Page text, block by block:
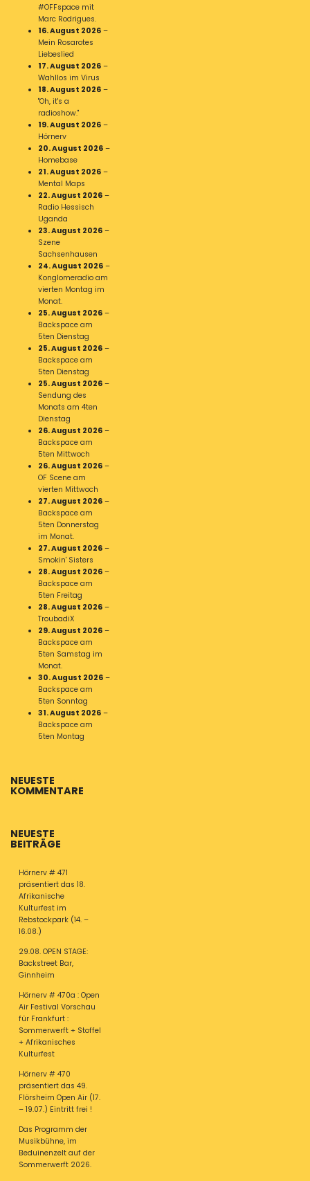
#OFFspace mit
Marc Rodrigues.
16. August 2026 –
Mein Rosarotes
Liebeslied
17. August 2026 –
Wahllos im Virus
18. August 2026 –
"Oh, it's a
radioshow."
19. August 2026 –
Hörnerv
20. August 2026 –
Homebase
21. August 2026 –
Mental Maps
22. August 2026 –
Radio Hessisch
Uganda
23. August 2026 –
Szene
Sachsenhausen
24. August 2026 –
Konglomeradio am
vierten Montag im
Monat.
25. August 2026 –
Backspace am
5ten Dienstag
25. August 2026 –
Backspace am
5ten Dienstag
25. August 2026 –
Sendung des
Monats am 4ten
Dienstag
26. August 2026 –
Backspace am
5ten Mittwoch
26. August 2026 –
OF Scene am
vierten Mittwoch
27. August 2026 –
Backspace am
5ten Donnerstag
im Monat.
27. August 2026 –
Smokin' Sisters
28. August 2026 –
Backspace am
5ten Freitag
28. August 2026 –
TroubadiX
29. August 2026 –
Backspace am
5ten Samstag im
Monat.
30. August 2026 –
Backspace am
5ten Sonntag
31. August 2026 –
Backspace am
5ten Montag
NEUESTE
KOMMENTARE
NEUESTE
BEITRÄGE
Hörnerv # 471
präsentiert das 18.
Afrikanische
Kulturfest im
Rebstockpark (14. –
16.08.)
29.08. OPEN STAGE:
Backstreet Bar,
Ginnheim
Hörnerv # 470a : Open
Air Festival Vorschau
für Frankfurt :
Sommerwerft + Stoffel
+ Afrikanisches
Kulturfest
Hörnerv # 470
präsentiert das 49.
Flörsheim Open Air (17.
– 19.07.) Eintritt frei !
Das Programm der
Musikbühne, im
Beduinenzelt auf der
Sommerwerft 2026.